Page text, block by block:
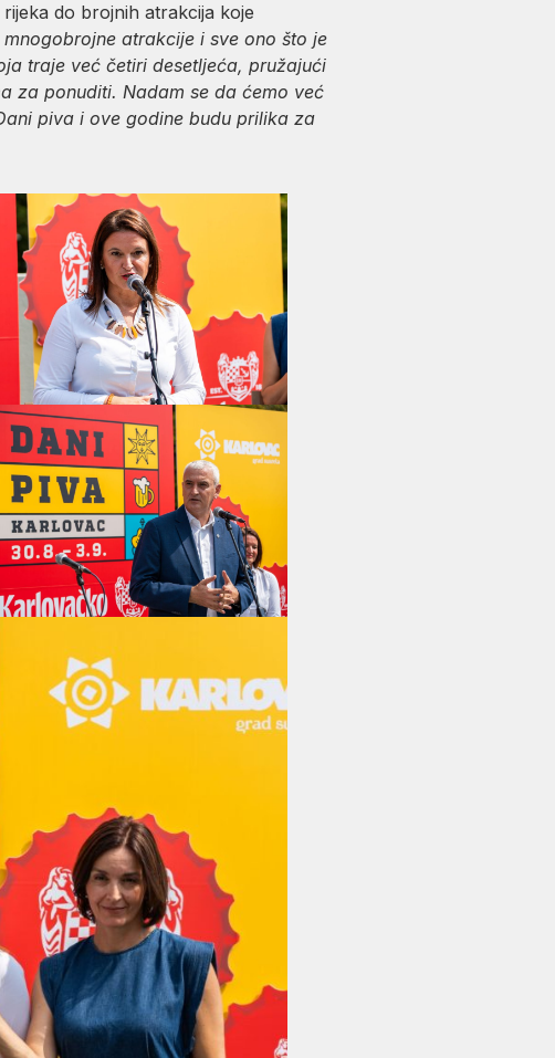
do brojnih atrakcija koje
atrakcije i sve ono što je
traje već četiri desetljeća, pružajući
za ponuditi. Nadam se da ćemo već
piva i ove godine budu prilika za